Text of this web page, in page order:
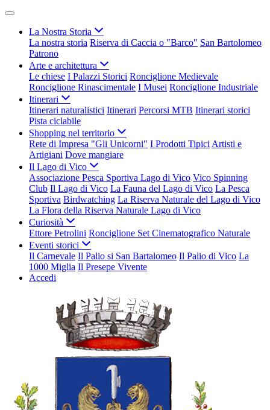
La Nostra Storia
La nostra storia Riserva di Caccia o "Barco" San Bartolomeo
Patrono
Arte e architettura
Le chiese I Palazzi Storici Ronciglione Medievale
Ronciglione Rinascimentale I Musei Ronciglione Industriale
Itinerari
Itinerari naturalistici Itinerari Percorsi MTB Itinerari storici
Pista ciclabile
Shopping nel territorio
Rete di Impresa "Gli Unicorni" I Prodotti Tipici Artisti e
Artigiani Dove mangiare
Il Lago di Vico
Associazione Pesca Sportiva Lago di Vico Vico Spinning
Club Il Lago di Vico La Fauna del Lago di Vico La Pesca
Sportiva Birdwatching La Riserva Naturale del Lago di Vico
La Flora della Riserva Naturale Lago di Vico
Curiosità
Ettore Petrolini Ronciglione Set Cinematografico Naturale
Eventi storici
Il Carnevale Il Palio si San Bartalomeo Il Palio di Vico La
1000 Miglia Il Presepe Vivente
Accedi